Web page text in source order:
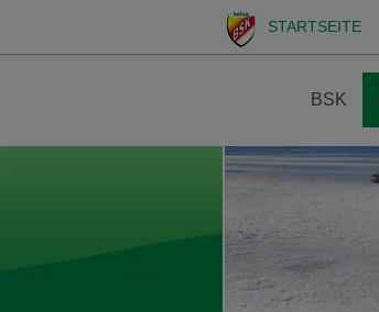
STARTSEITE
BSK